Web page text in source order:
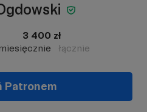
3 400 zł
łącznie
Patronem